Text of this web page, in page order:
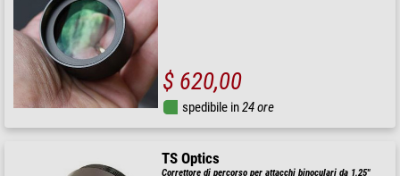
$ 620,00
spedibile in24 ore
TS Optics
Correttore di percorso per attacchi binoculari da 1,25"